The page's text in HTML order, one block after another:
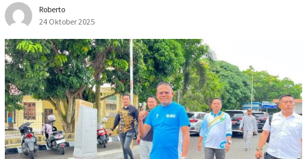
Roberto
24 Oktober 2025